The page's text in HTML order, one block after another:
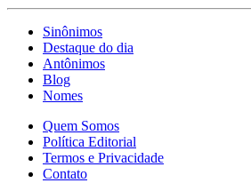
Sinônimos
Destaque do dia
Antônimos
Blog
Nomes
Quem Somos
Política Editorial
Termos e Privacidade
Contato